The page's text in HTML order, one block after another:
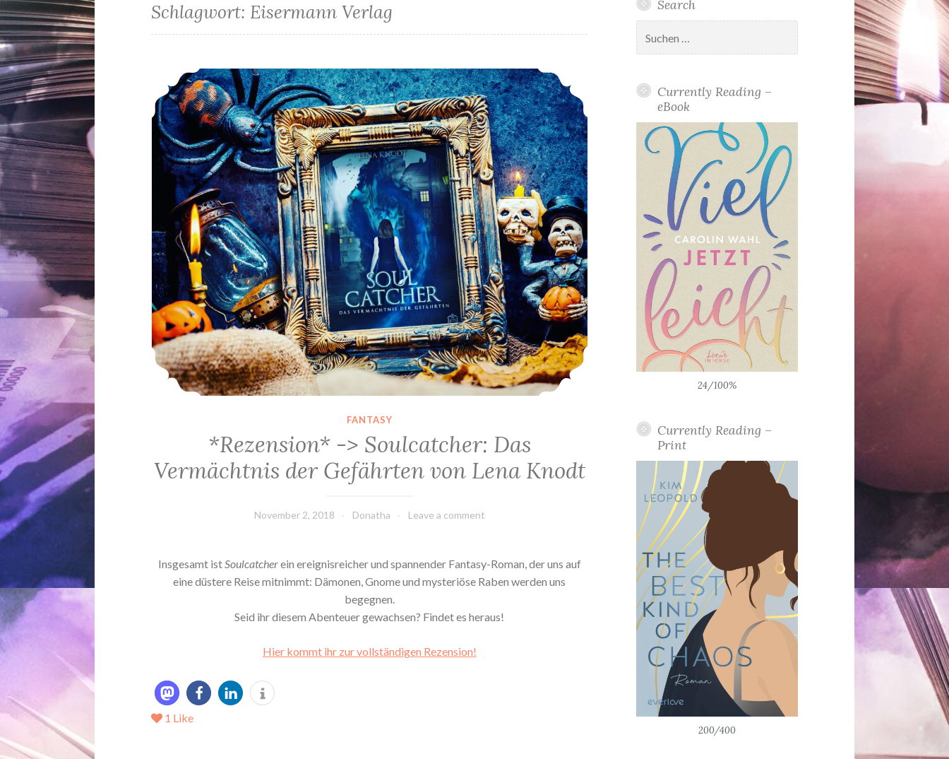
Schlagwort: Eisermann Verlag
*Rezension* -> Soulcatcher: Das Vermächtnis der Gefährten von Lena Knodt
FANTASY
*Rezension* -> Soulcatcher: Das
Vermächtnis der Gefährten von Lena Knodt
November 2, 2018 Donatha Leave a comment
Insgesamt istSoulcatcherein ereignisreicher und spannender Fantasy-Roman, der uns auf
eine düstere Reise mitnimmt: Dämonen, Gnome und mysteriöse Raben werden uns
begegnen.
Seid ihr diesem Abenteuer gewachsen? Findet es heraus!
Hier kommt ihr zur vollständigen Rezension!
1 Like
Search
nach:
Currently Reading –
eBook
24/100%
Currently Reading –
Print
200/400